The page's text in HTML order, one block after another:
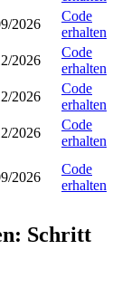
2026
Code
erhalten
2026
Code
erhalten
2026
Code
erhalten
2026
Code
erhalten
2026
Code
erhalten
Schritt